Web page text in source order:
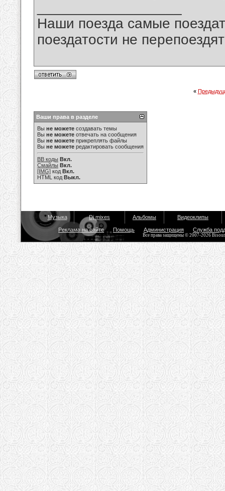
Наши поезда самые
поездатости не
«
Ваши права в разделе
Вы не можете создавать темы
Вы не можете отвечать на сообщения
Вы не можете прикреплять файлы
Вы не можете редактировать сообщения
BB коды Вкл.
Смайлы Вкл.
[IMG] код Вкл.
HTML код Выкл.
Музыка Dj mixes Альбомы Видеоклипы
Реклама на сайте Помощь Администрация Служба
Все права защищены © 2007-2026